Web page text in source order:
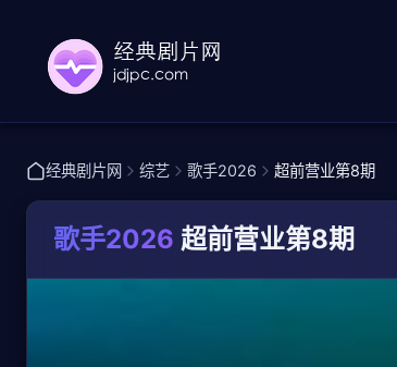
经典剧片网 综艺 歌手2026 超前营业第8期
歌手2026 超前营业第8期